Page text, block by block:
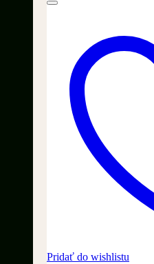
Pridať do wishlistu